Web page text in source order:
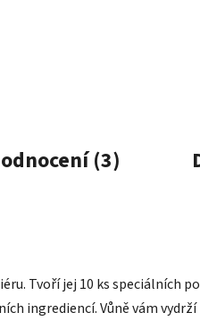
(3)
Tvoří jej 10 ks speciálních
ingrediencí. Vůně vám